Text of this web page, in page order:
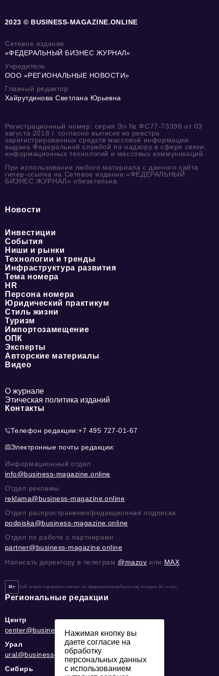
2023 © BUSINESS-MAGAZINE.ONLINE
Сетевое издание
«ФЕДЕРАЛЬНЫЙ БИЗНЕС ЖУРНАЛ»
Учредитель
ООО «РЕГИОНАЛЬНЫЕ НОВОСТИ»
Главный редактор
Хайрутдинова Светлана Юрьевна
Регистрационный номер: серия Эл № ФС77-73398 от 03
августа 2018 г. согласно выписке из реестра
зарегистрированных средств массовой информации
выдана Федеральной службой по надзору в сфере связи,
информационных технологий и массовых коммуникаций.
При использовании любого материала с данного сайта
гипер-ссылка на Сетевое издание «ФЕДЕРАЛЬНЫЙ
БИЗНЕС ЖУРНАЛ» обязательна.
Новости
Инвестиции
События
Ниши и рынки
Технологии и тренды
Инфраструктура развития
Тема номера
HR
Персона номера
Юридический практикум
Стиль жизни
Туризм
Импортозамещение
ОПК
Эксперты
Авторские материалы
Видео
О журнале
Этическая политика изданий
Контакты
Телефон редакции:+7 495 727-01-67
Электронные почты редакции:
Информационный отдел
info@business-magazine.online
Отдел рекламы
reklama@business-magazine.online
Отдел распространения/редакционная подписка
podpiska@business-magazine.online
Отдел по работе с партнерами
partner@business-magazine.online
Написать директору в телеграм @mazov или MAX
16+ Сайт может содержать контент, не предназначенный для лиц младше 16-ти лет.
Региональные редакции
Центр
center@business-magazine.online
Урал
ural@business-magazine.online
Сибирь
Нажимая кнопку вы
даете согласие на
обработку
персональных данных
с использованием